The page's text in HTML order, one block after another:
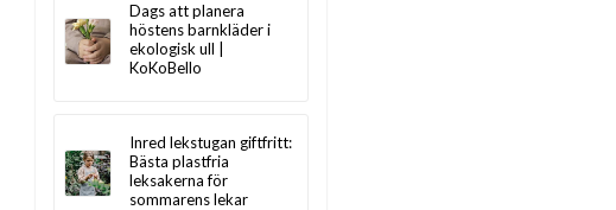
Dags att planera
höstens barnkläder i
ekologisk ull |
KoKoBello
Inred lekstugan giftfritt:
Bästa plastfria
leksakerna för
sommarens lekar